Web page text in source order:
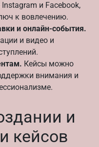
и Facebook,
к вовлечению.
и онлайн-события.
и видео и
Кейсы можно
внимания и
и
кейсов